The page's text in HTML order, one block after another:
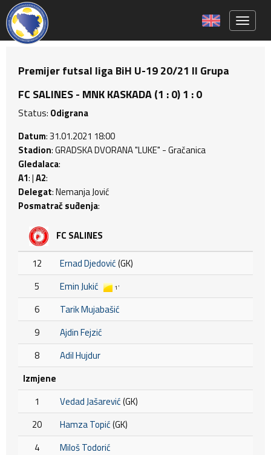
Premijer futsal liga BiH U-19 20/21 II Grupa
FC SALINES - MNK KASKADA (1 : 0) 1 : 0
Status: Odigrana
Datum: 31.01.2021 18:00
Stadion: GRADSKA DVORANA "LUKE" - Gračanica
Gledalaca:
A1: |A2:
Delegat: Nemanja Jović
Posmatrač suđenja:
FC SALINES
12 Ernad Djedović(GK)
5
Emin Jukić 1'
6
Tarik Mujabašić
9
Ajdin Fejzić
8
Adil Hujdur
Izmjene
1
Vedad Jašarević(GK)
20
Hamza Topić(GK)
4
Miloš Todorić